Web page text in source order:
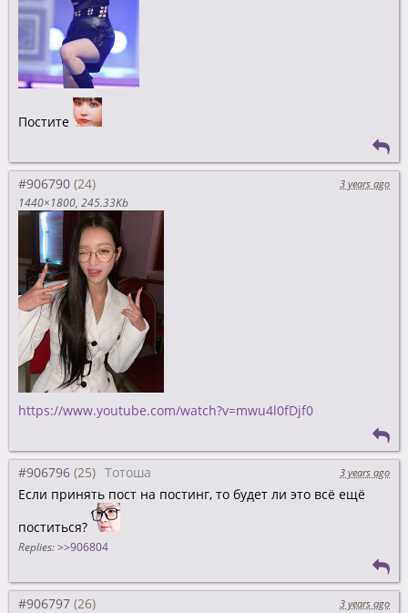
Постите
#906790
3 years ago
1440×1800 245.33Kb
https://www.youtube.com/watch?v=mwu4l0fDjf0
#906796 Тотоша 3 years ago
Если принять пост на постинг, то будет ли это всё ещё
поститься?
Replies: >>906804
#906797
3 years ago